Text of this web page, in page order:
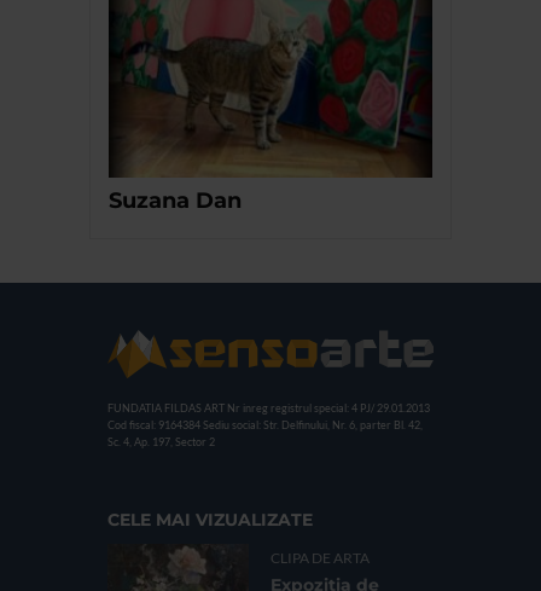
Suzana Dan
FUNDATIA FILDAS ART Nr inreg registrul special: 4 PJ/ 29.01.2013
Cod fiscal: 9164384 Sediu social: Str. Delfinului, Nr. 6, parter Bl. 42,
Sc. 4, Ap. 197, Sector 2
CELE MAI VIZUALIZATE
CLIPA DE ARTA
Expoziția de